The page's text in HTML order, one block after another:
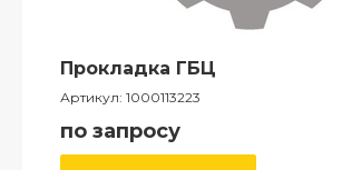
Прокладка ГБЦ
Артикул: 1000113223
по запросу